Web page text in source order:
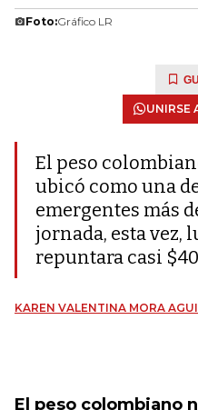
Foto:Gráfico LR
UNIRSE
El peso
ubicó como una
emergentes más
jornada, esta vez,
repuntara casi
KAREN VALENTINA MORA
El peso colombiano